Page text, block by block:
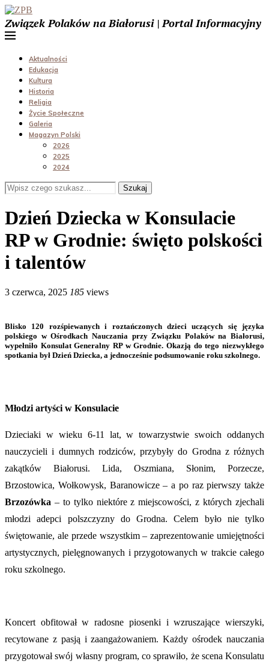
Związek Polaków na Białorusi | Portal Informacyjny
Aktualności
Edukacja
Kultura
Historia
Religia
Życie Społeczne
Galeria
Magazyn Polski
2026
2025
2024
Szukaj
Dzień Dziecka w Konsulacie
RP w Grodnie: święto polskości
i talentów
3 czerwca, 2025 185 views
Blisko 120 rozśpiewanych i roztańczonych dzieci uczących się języka
polskiego w Ośrodkach Nauczania przy Związku Polaków na Białorusi,
wypełniło Konsulat Generalny RP w Grodnie. Okazją do tego niezwykłego
spotkania był Dzień Dziecka, a jednocześnie podsumowanie roku szkolnego.
Młodzi artyści w Konsulacie
Dzieciaki w wieku 6-11 lat, w towarzystwie swoich oddanych
nauczycieli i dumnych rodziców, przybyły do Grodna z różnych
zakątków Białorusi. Lida, Oszmiana, Słonim, Porzecze,
Brzostowica, Wołkowysk, Baranowicze – a po raz pierwszy także
Brzozówka – to tylko niektóre z miejscowości, z których zjechali
młodzi adepci polszczyzny do Grodna. Celem było nie tylko
świętowanie, ale przede wszystkim – zaprezentowanie umiejętności
artystycznych, pielęgnowanych i przygotowanych w trakcie całego
roku szkolnego.
Koncert obfitował w radosne piosenki i wzruszające wierszyki,
recytowane z pasją i zaangażowaniem. Każdy ośrodek nauczania
przygotował swój własny program, co sprawiło, że scena Konsulatu